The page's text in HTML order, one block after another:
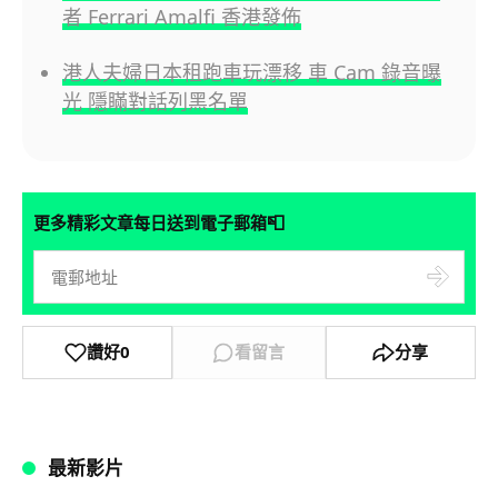
者 Ferrari Amalfi 香港發佈
港人夫婦日本租跑車玩漂移 車 Cam 錄音曝
光 隱瞞對話列黑名單
更多精彩文章每日送到電子郵箱📮
讚好0 看留言 分享
最新影片